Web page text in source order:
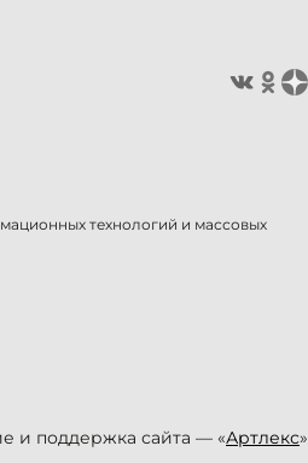
технологий и массовых
и поддержка сайта — «Артлекс»